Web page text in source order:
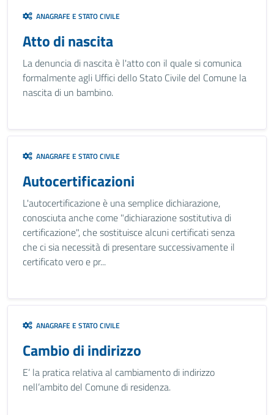
ANAGRAFE E STATO CIVILE
Atto di nascita
La denuncia di nascita è l'atto con il quale si comunica
formalmente agli Uffici dello Stato Civile del Comune la
nascita di un bambino.
ANAGRAFE E STATO CIVILE
Autocertificazioni
L'autocertificazione è una semplice dichiarazione,
conosciuta anche come "dichiarazione sostitutiva di
certificazione", che sostituisce alcuni certificati senza
che ci sia necessità di presentare successivamente il
certificato vero e pr...
ANAGRAFE E STATO CIVILE
Cambio di indirizzo
E’ la pratica relativa al cambiamento di indirizzo
nell’ambito del Comune di residenza.